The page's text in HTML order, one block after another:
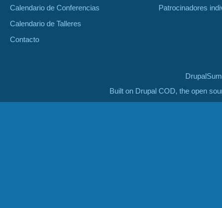
Calendario de Conferencias
Calendario de Talleres
Contacto
Patrocinadores
Built on Drupal COD, the open